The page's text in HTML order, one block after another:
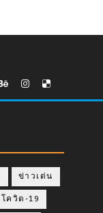
ข่าวเด่น
โควิด-19